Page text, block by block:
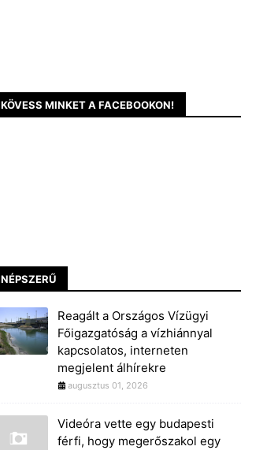
KÖVESS MINKET A FACEBOOKON!
NÉPSZERŰ
Reagált a Országos Vízügyi
Főigazgatóság a vízhiánnyal
kapcsolatos, interneten
megjelent álhírekre
augusztus 01, 2026
Videóra vette egy budapesti
férfi, hogy megerőszakol egy